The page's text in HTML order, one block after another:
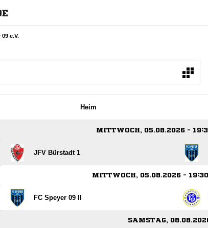
e.V.
Heim
MITTWOCH, 05.08.2026 -
JFV Bürstadt 1
MITTWOCH, 05.08.2026 - 19:30
FC Speyer 09 II
SAMSTAG,